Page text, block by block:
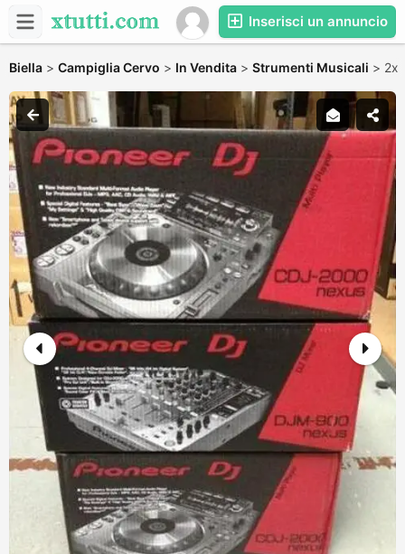
Inserisci un annuncio
Biella > Campiglia Cervo > In Vendita > Strumenti Musicali > 2x